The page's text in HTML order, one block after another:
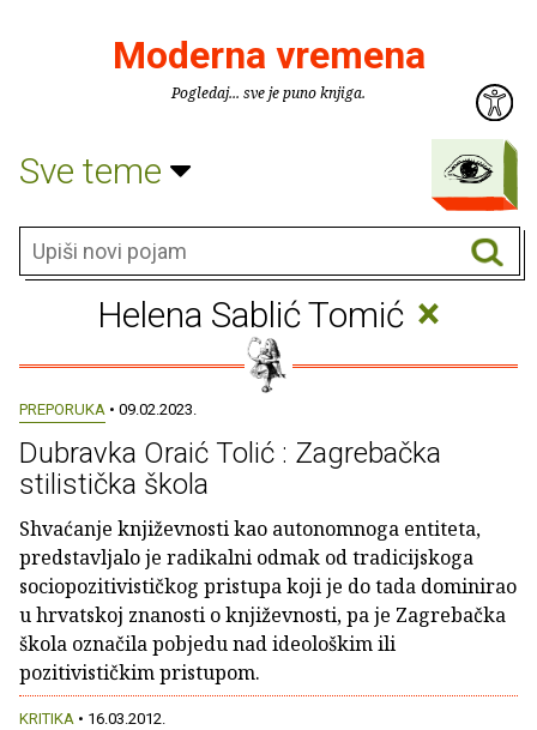
Moderna vremena
Pogledaj... sve je puno knjiga.
Sve teme
Helena Sablić Tomić ×
PREPORUKA • 09.02.2023.
Dubravka Oraić Tolić : Zagrebačka
stilistička škola
Shvaćanje književnosti kao autonomnoga entiteta,
predstavljalo je radikalni odmak od tradicijskoga
sociopozitivističkog pristupa koji je do tada dominirao
u hrvatskoj znanosti o književnosti, pa je Zagrebačka
škola označila pobjedu nad ideološkim ili
pozitivističkim pristupom.
KRITIKA • 16.03.2012.